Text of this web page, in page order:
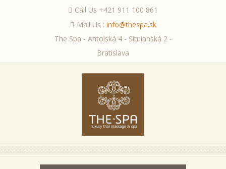
Call Us +421 911 100 861
Mail Us : info@thespa.sk
The Spa - Antolská 4 - Sitnianská 2 -
Bratislava